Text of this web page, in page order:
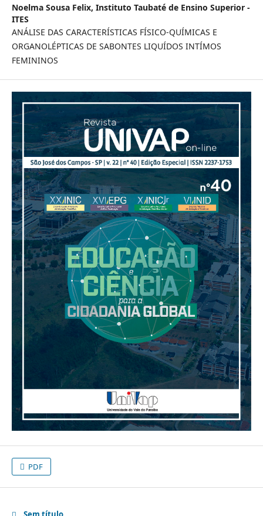
Noelma Sousa Felix, Instituto Taubaté de Ensino Superior -
ITES
ANÁLISE DAS CARACTERÍSTICAS FÍSICO-QUÍMICAS E
ORGANOLÉPTICAS DE SABONTES LIQUÍDOS INTÍMOS
FEMININOS
PDF